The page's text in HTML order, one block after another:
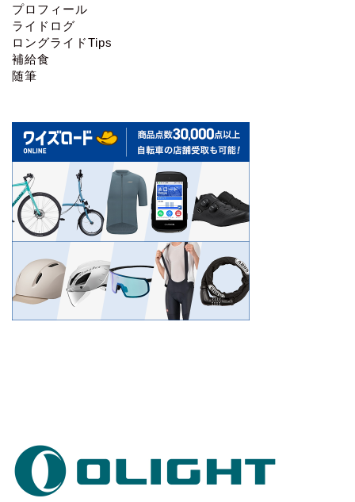
プロフィール
ライドログ
ロングライドTips
補給食
随筆